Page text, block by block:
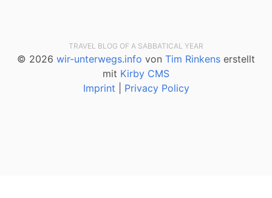
TRAVEL BLOG OF A SABBATICAL YEAR
© 2026 wir-unterwegs.info von Tim Rinkens erstellt
mit Kirby CMS
Imprint
Privacy Policy